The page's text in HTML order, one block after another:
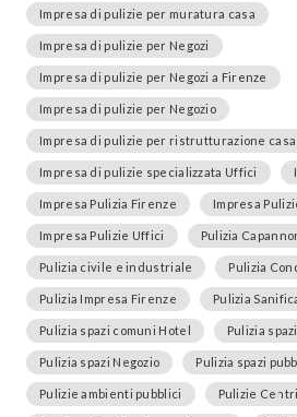
Impresa di pulizie per muratura casa
Impresa di pulizie per Negozi
Impresa di pulizie per Negozi a Firenze
Impresa di pulizie per Negozio
Impresa di pulizie per ristrutturazione casa
Impresa di pulizie specializzata Uffici
Impresa Pulizia Firenze Impresa
Impresa Pulizie Uffici Pulizia
Pulizia civile e industriale Pulizia
Pulizia Impresa Firenze Pulizia
Pulizia spazi comuni Hotel Pulizia
Pulizia spazi Negozio Pulizia spazi
Pulizie ambienti pubblici Pulizie